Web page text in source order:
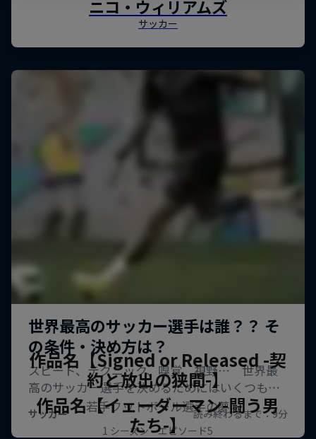
作品名【Signed or Released -契
約と放出の狭間-】
若手フットボール選手の夢
1 シーズン · エピソード5
作品名【イェーダーマン-闘う男
たち-】